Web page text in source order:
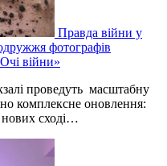
Правда війни у
фотографів
війни»
проведуть масштабну
комплексне оновлення:
нових сході…